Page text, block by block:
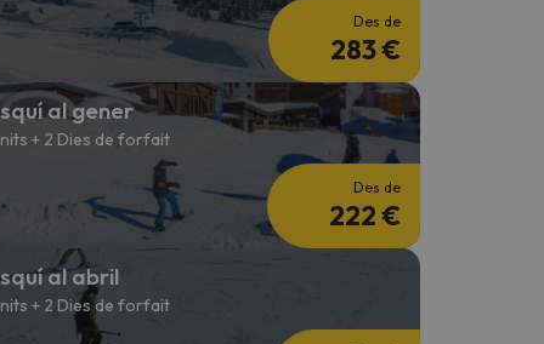
Des de
283 €
al gener
+ 2 Dies de forfait
Des de
222 €
al abril
+ 2 Dies de forfait